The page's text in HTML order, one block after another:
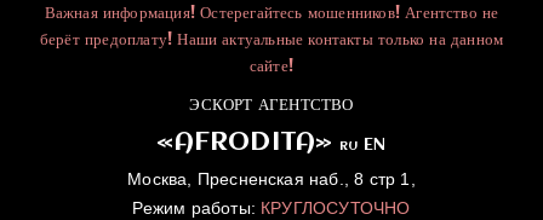
Важная информация! Остерегайтесь мошенников! Агентство не
берёт предоплату! Наши актуальные контакты только на данном
сайте!
ЭСКОРТ АГЕНТСТВО
«AFRODITA» RU EN
Москва, Пресненская наб., 8 стр 1,
Режим работы: КРУГЛОСУТОЧНО